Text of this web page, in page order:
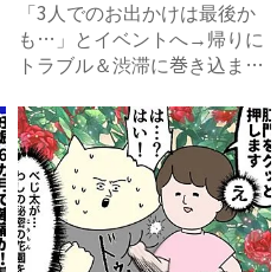
「3人でのお出かけは最後か
も…」とイベントへ→帰りに
トラブル＆渋滞に巻き込ま